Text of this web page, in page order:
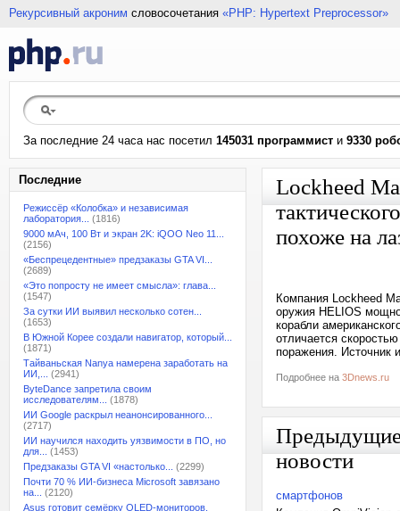
Рекурсивный акроним словосочетания «PHP: Hypertext Preprocessor»
За последние 24 часа нас посетил 145031 программист и 9330
Последние
Режиссёр «Колобка» и независимая
лаборатория...
(1816)
9000 мАч, 100 Вт и экран 2K: iQOO Neo 11...
(2156)
«Беспрецедентные» предзаказы GTA VI...
(2689)
«Это попросту не имеет смысла»: глава...
(1547)
За сутки ИИ выявил несколько сотен...
(1653)
В Южной Корее создали навигатор, который...
(1871)
Тайваньская Nanya намерена заработать на
ИИ,...
(2941)
ByteDance запретила своим
исследователям...
(1878)
ИИ Google раскрыл неанонсированного...
(2717)
ИИ научился находить уязвимости в ПО, но
для...
(1453)
Предзаказы GTA VI «настолько...
(2299)
Почти 70 % ИИ-бизнеса Microsoft завязано
на...
(2120)
Asus готовит семёрку OLED-мониторов,
Lockheed
похоже на
Компания Lockheed
оружия HELIOS
корабли
отличается
поражения. Источник
Подробнее на 3Dnews.ru
новости
смартфонов